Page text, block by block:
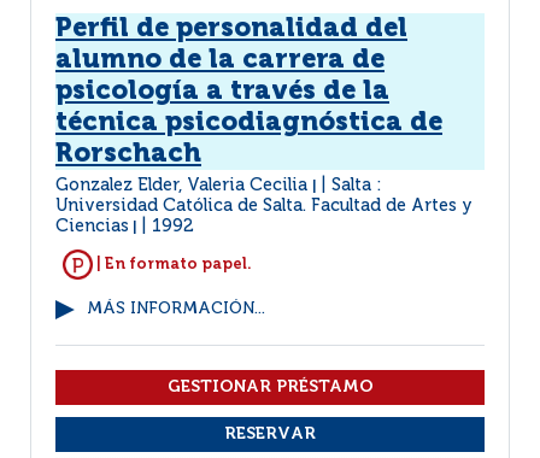
Perfil de personalidad del
alumno de la carrera de
psicología a través de la
técnica psicodiagnóstica de
Rorschach
Gonzalez Elder, Valeria Cecilia
Salta :
Universidad Católica de Salta. Facultad de Artes y
Ciencias
1992
| En formato papel.
MÁS INFORMACIÓN...